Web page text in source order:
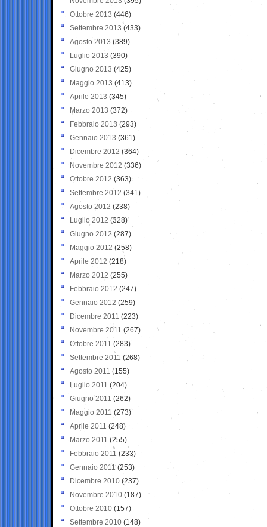
Ottobre 2013 (446)
Settembre 2013 (433)
Agosto 2013 (389)
Luglio 2013 (390)
Giugno 2013 (425)
Maggio 2013 (413)
Aprile 2013 (345)
Marzo 2013 (372)
Febbraio 2013 (293)
Gennaio 2013 (361)
Dicembre 2012 (364)
Novembre 2012 (336)
Ottobre 2012 (363)
Settembre 2012 (341)
Agosto 2012 (238)
Luglio 2012 (328)
Giugno 2012 (287)
Maggio 2012 (258)
Aprile 2012 (218)
Marzo 2012 (255)
Febbraio 2012 (247)
Gennaio 2012 (259)
Dicembre 2011 (223)
Novembre 2011 (267)
Ottobre 2011 (283)
Settembre 2011 (268)
Agosto 2011 (155)
Luglio 2011 (204)
Giugno 2011 (262)
Maggio 2011 (273)
Aprile 2011 (248)
Marzo 2011 (255)
Febbraio 2011 (233)
Gennaio 2011 (253)
Dicembre 2010 (237)
Novembre 2010 (187)
Ottobre 2010 (157)
Settembre 2010 (148)